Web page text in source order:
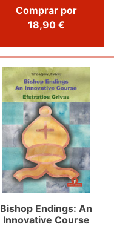
Comprar por
18,90 €
Bishop Endings: An
Innovative Course